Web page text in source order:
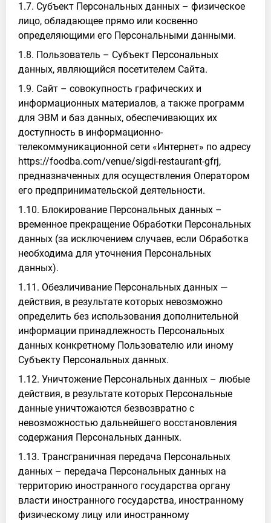
1.7. Субъект Персональных данных – физическое
лицо, обладающее прямо или косвенно
определяющими его Персональными данными.
1.8. Пользователь – Субъект Персональных
данных, являющийся посетителем Сайта.
1.9. Сайт – совокупность графических и
информационных материалов, а также программ
для ЭВМ и баз данных, обеспечивающих их
доступность в информационно-
телекоммуникационной сети «Интернет» по адресу
https://foodba.com/venue/sigdi-restaurant-gfrj,
предназначенных для осуществления Оператором
его предпринимательской деятельности.
1.10. Блокирование Персональных данных –
временное прекращение Обработки Персональных
данных (за исключением случаев, если Обработка
необходима для уточнения Персональных
данных).
1.11. Обезличивание Персональных данных —
действия, в результате которых невозможно
определить без использования дополнительной
информации принадлежность Персональных
данных конкретному Пользователю или иному
Субъекту Персональных данных.
1.12. Уничтожение Персональных данных – любые
действия, в результате которых Персональные
данные уничтожаются безвозвратно с
невозможностью дальнейшего восстановления
содержания Персональных данных.
1.13. Трансграничная передача Персональных
данных – передача Персональных данных на
территорию иностранного государства органу
власти иностранного государства, иностранному
физическому лицу или иностранному